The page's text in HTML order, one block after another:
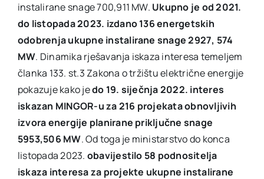
instalirane snage 700,911 MW. Ukupno je od 2021.
do listopada 2023. izdano 136 energetskih
odobrenja ukupne instalirane snage 2927, 574
MW. Dinamika rješavanja iskaza interesa temeljem
članka 133. st.3 Zakona o tržištu električne energije
pokazuje kako jedo 19. siječnja 2022. interes
iskazan MINGOR-u za 216 projekata obnovljivih
izvora energije planirane priključne snage
5953,506 MW. Od toga je ministarstvo do konca
listopada 2023. obavijestilo 58 podnositelja
iskaza interesa za projekte ukupne instalirane